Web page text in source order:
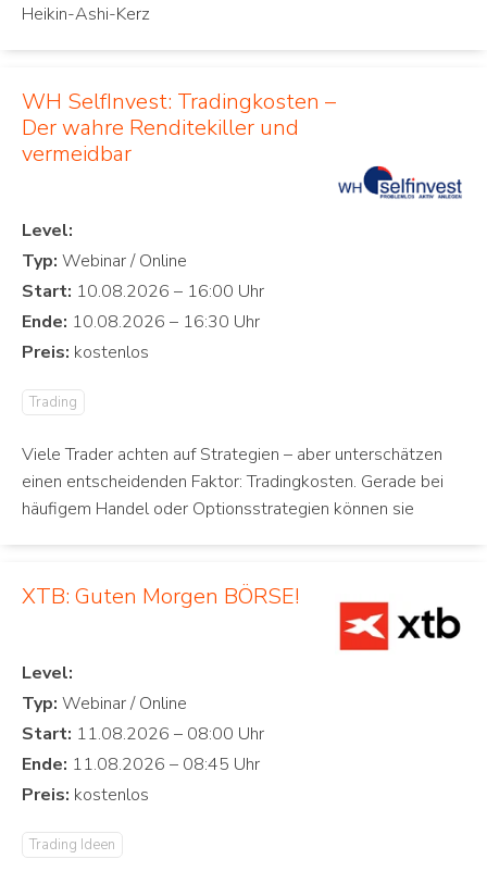
Heikin-Ashi-Kerz
WH SelfInvest: Tradingkosten –
Der wahre Renditekiller und
vermeidbar
Level:
Typ:
Start:
Ende:
Preis:
Trading
Viele Trader achten auf Strategien – aber unterschätzen
einen entscheidenden Faktor: Tradingkosten. Gerade bei
häufigem Handel oder Optionsstrategien können sie
XTB: Guten Morgen BÖRSE!
Level:
Typ:
Start:
Ende:
Preis:
Trading Ideen